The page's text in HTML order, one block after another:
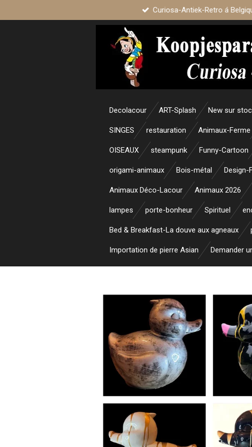
Curiosa-Antiek-Retro á
Decolacour ART-Splash New sur
SINGES restauration Animaux-Ferme
OISEAUX steampunk Funny-Cartoon
origami-animaux Bois-métal Design-
Animaux Déco-Lacour Animaux 2026
lampes porte-bonheur Spirituel
Bed & Breakfast-La douve aux agneaux
Importation de pierre Asian Demander